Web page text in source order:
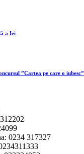
a Iei
”Cartea pe care o iubesc”
0234 317327